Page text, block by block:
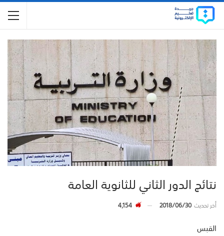
نتائج الدور الثاني للثانوية العامة
أخر تحديث2018/06/30
4,154
القبس